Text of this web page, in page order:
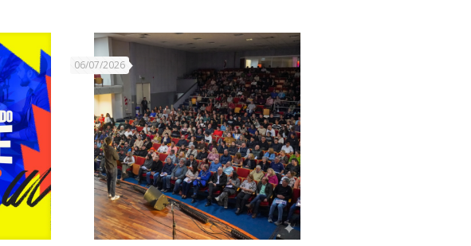
06/07/2026